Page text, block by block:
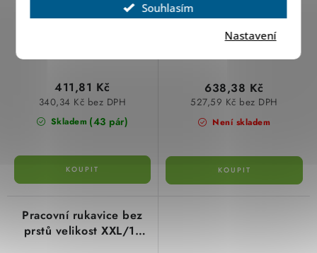
Souhlasím
Nastavení
Skladem (43 pár)
340,34 Kč bez DPH
411,81 Kč
Není skladem
527,59 Kč bez DPH
638,38 Kč
Pracovní rukavice bez
prstů velikost XXL/11